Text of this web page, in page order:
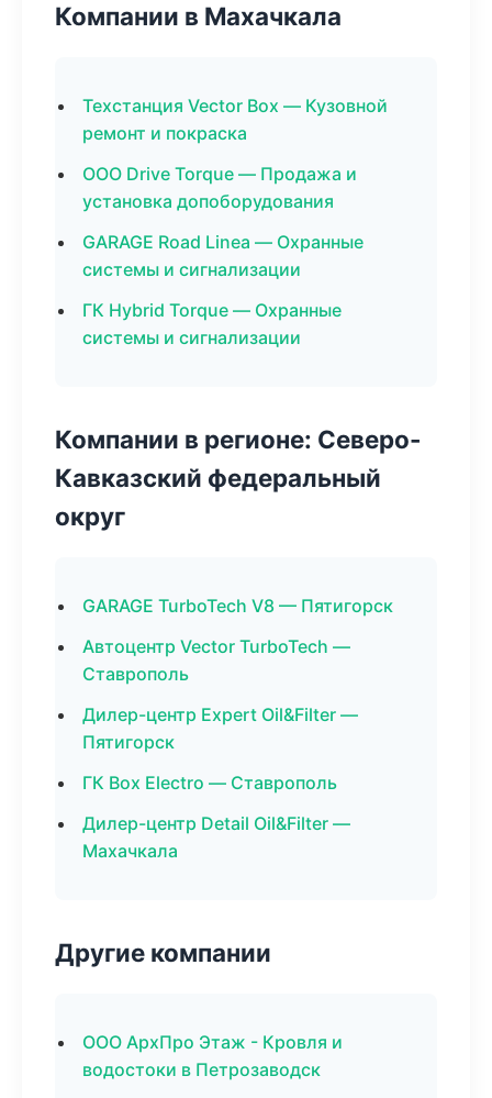
Компании в Махачкала
Техстанция Vector Box — Кузовной
ремонт и покраска
ООО Drive Torque — Продажа и
установка допоборудования
GARAGE Road Linea — Охранные
системы и сигнализации
ГК Hybrid Torque — Охранные
системы и сигнализации
Компании в регионе: Северо-
Кавказский федеральный
округ
GARAGE TurboTech V8 — Пятигорск
Автоцентр Vector TurboTech —
Ставрополь
Дилер-центр Expert Oil&Filter —
Пятигорск
ГК Box Electro — Ставрополь
Дилер-центр Detail Oil&Filter —
Махачкала
Другие компании
ООО АрхПро Этаж - Кровля и
водостоки в Петрозаводск